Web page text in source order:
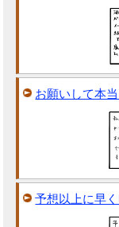
お願いして本
予想以上に早